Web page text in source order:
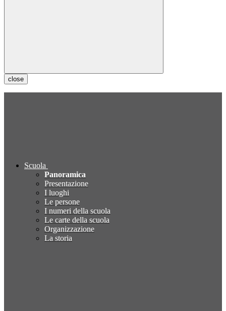
close
Scuola
Panoramica
Presentazione
I luoghi
Le persone
I numeri della scuola
Le carte della scuola
Organizzazione
La storia